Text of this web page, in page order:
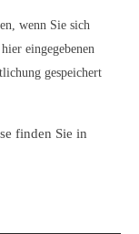
wenn Sie sich
eingegebenen
gespeichert
finden Sie in